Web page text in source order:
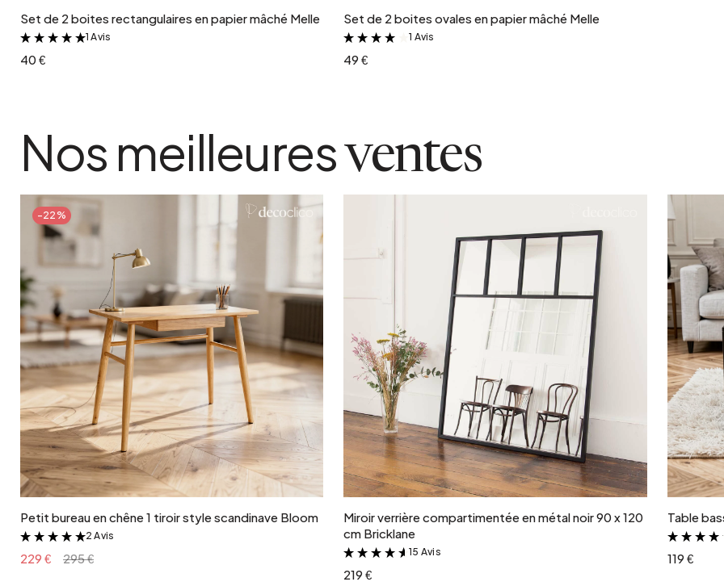
Set de 2 boites rectangulaires en papier mâché Melle
&
1 Avis
40 €
Set de 2 boites ovales en papier mâché Melle
&
1 Avis
49 €
Nos meilleuresventes
-22%
Ajouter au panier
Petit bureau en chêne 1 tiroir style scandinave Bloom
&
2 Avis
229 € 295 €
Ajouter au panier
Miroir verrière compartimentée en métal noir 90 x 120
cm Bricklane
&
15 Avis
219 €
Table
119 €